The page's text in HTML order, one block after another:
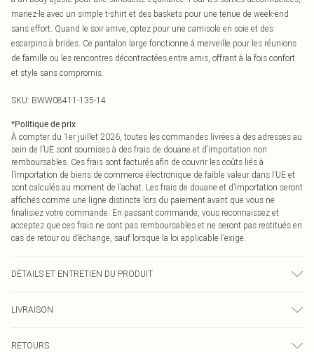
mariez-le avec un simple t-shirt et des baskets pour une tenue de week-end
sans effort. Quand le soir arrive, optez pour une camisole en soie et des
escarpins à brides. Ce pantalon large fonctionne à merveille pour les réunions
de famille ou les rencontres décontractées entre amis, offrant à la fois confort
et style sans compromis.
SKU: BWW08411-135-14
*Politique de prix
À compter du 1er juillet 2026, toutes les commandes livrées à des adresses au
sein de l’UE sont soumises à des frais de douane et d’importation non
remboursables. Ces frais sont facturés afin de couvrir les coûts liés à
l’importation de biens de commerce électronique de faible valeur dans l’UE et
sont calculés au moment de l’achat. Les frais de douane et d’importation seront
affichés comme une ligne distincte lors du paiement avant que vous ne
finalisiez votre commande. En passant commande, vous reconnaissez et
acceptez que ces frais ne sont pas remboursables et ne seront pas restitués en
cas de retour ou d’échange, sauf lorsque la loi applicable l’exige.
DÉTAILS ET ENTRETIEN DU PRODUIT
mannequin porte une taille 10, taille approximative 1m70 - 1m75.
LIVRAISON
RETOURS